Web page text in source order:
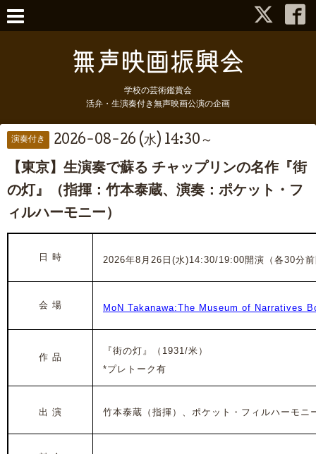
学校の芸術鑑賞会
活弁・生演奏付き無声映画公演の企画
演奏付き 2026-08-26 (水) 14:30～
【東京】生演奏で蘇る チャップリンの名作『街
の灯』（指揮：竹本泰蔵、演奏：ポケット・フ
ィルハーモニー）
日 時 2026年8月26日(水)14:30/19:00開演（各30分
会 場 MoN Takanawa:The Museum of Narratives
作 品
『街の灯』
（1931/米）
*プレトーク有
出 演 竹本泰蔵（指揮）、ポケット・フィルハーモニ